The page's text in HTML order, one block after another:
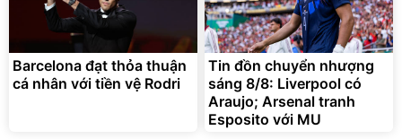
Barcelona đạt thỏa thuận
cá nhân với tiền vệ Rodri
Tin đồn chuyển nhượng
sáng 8/8: Liverpool có
Araujo; Arsenal tranh
Esposito với MU